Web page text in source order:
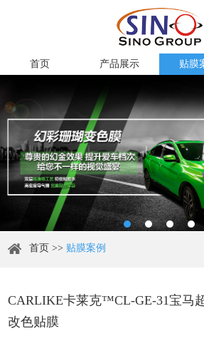
首页 产品展示 贴膜
首页 >> 贴膜案例
CARLIKE卡莱克™CL-GE-31宝马
改色贴膜